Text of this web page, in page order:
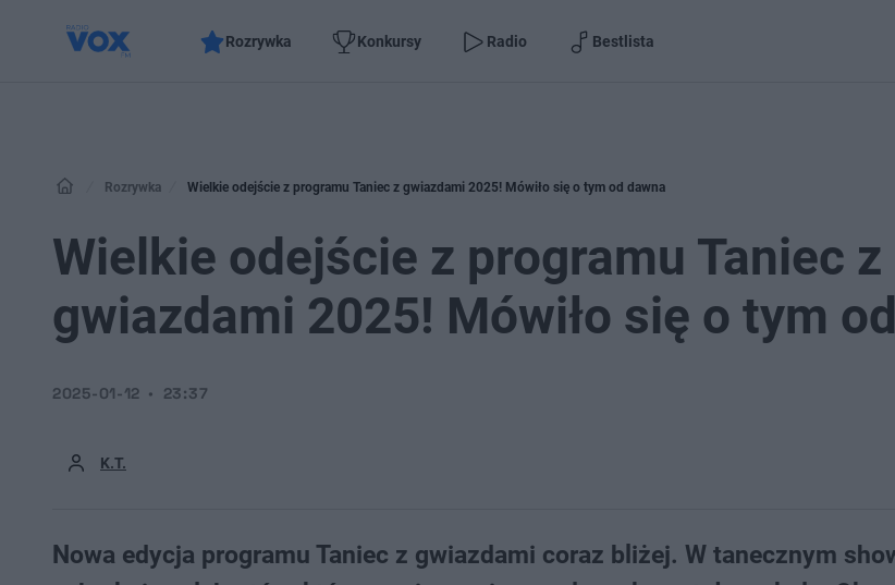
Rozrywka Konkursy Radio Bestlista
Rozrywka Wielkie odejście z programu Taniec z gwiazdami 2025! Mówiło się o tym od dawna
Wielkie odejście z programu Taniec z
gwiazdami 2025! Mówiło się o tym
K.T.
2025-01-12 23:37
Nowa edycja programu Taniec z gwiazdami coraz bliżej. W tanecznym